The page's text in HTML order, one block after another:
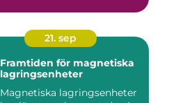
21. sep
Framtiden för magnetiska
lagringsenheter
Magnetiska lagringsenheter